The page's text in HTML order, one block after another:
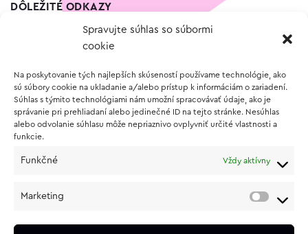
Spravujte súhlas so súbormi
cookie
Na poskytovanie tých najlepších skúseností používame technológie, ako
sú súbory cookie na ukladanie a/alebo prístup k informáciám o zariadení.
Súhlas s týmito technológiami nám umožní spracovávať údaje, ako je
správanie pri prehliadaní alebo jedinečné ID na tejto stránke. Nesúhlas
alebo odvolanie súhlasu môže nepriaznivo ovplyvniť určité vlastnosti a
funkcie.
Funkčné Vždy aktívny
Marketing
DÔLEŽITÉ ODKAZY
Vernostný program
O NÁKUPE
Vrátenie a reklamácia tovaru